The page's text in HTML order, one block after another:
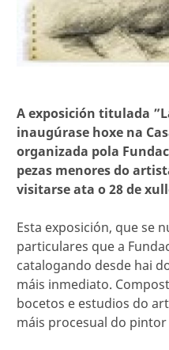
A exposición titulada
inaugúrase hoxe na
organizada pola
pezas menores do
visitarse ata o 28 de
Esta exposición, que se
particulares que a
catalogando desde hai
máis inmediato.
bocetos e estudios do
máis procesual do pintor